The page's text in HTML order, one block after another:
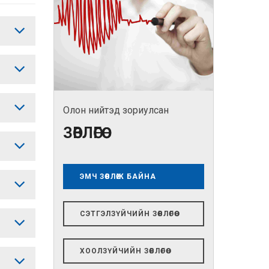
Олон нийтэд зориулсан
ЗӨВЛӨГӨӨ
ЭМЧ ЗӨВЛӨЖ БАЙНА
СЭТГЭЛЗҮЙЧИЙН ЗӨВЛӨГӨӨ
ХООЛЗҮЙЧИЙН ЗӨВЛӨГӨӨ